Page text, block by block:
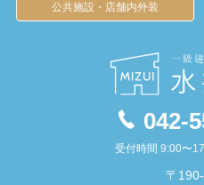
042-
受付時間 9:00〜
〒
公共施設・店舗内外装